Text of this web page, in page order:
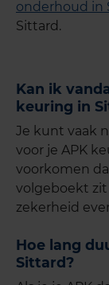
onderhoud in
Sittard.
Kan ik
keuring in
Je kunt vaak
voor je APK
voorkomen
volgeboekt
zekerheid
Hoe lang
Sittard?